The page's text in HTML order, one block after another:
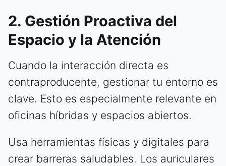
2. Gestión Proactiva del
Espacio y la Atención
Cuando la interacción directa es
contraproducente, gestionar tu entorno es
clave. Esto es especialmente relevante en
oficinas híbridas y espacios abiertos.
Usa herramientas físicas y digitales para
crear barreras saludables. Los auriculares